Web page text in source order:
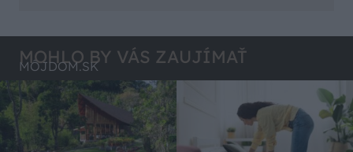
MOHLO BY VÁS ZAUJÍMAŤ
MÔJDOM.SK